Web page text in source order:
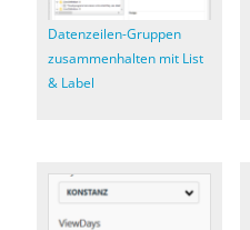
Datenzeilen-Gruppen
zusammenhalten mit List
& Label